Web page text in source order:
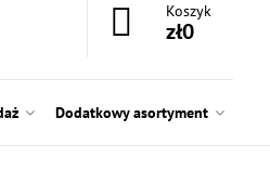
Koszyk
zł0
Dodatkowy asortyment